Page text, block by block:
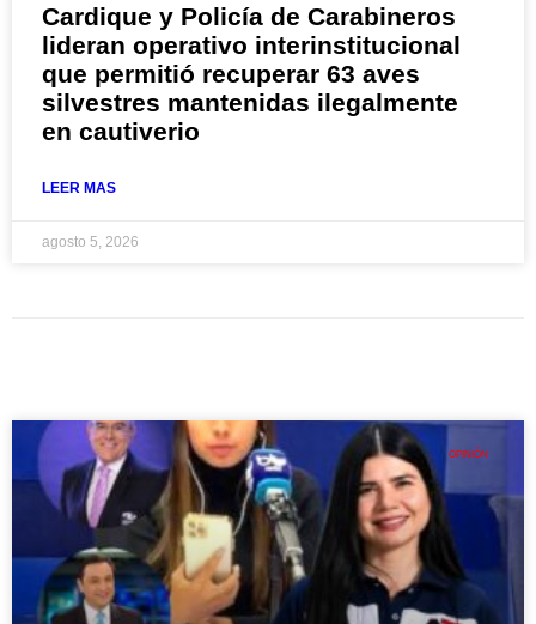
Cardique y Policía de Carabineros
lideran operativo interinstitucional
que permitió recuperar 63 aves
silvestres mantenidas ilegalmente
en cautiverio
LEER MAS
agosto 5, 2026
OPINIÓN